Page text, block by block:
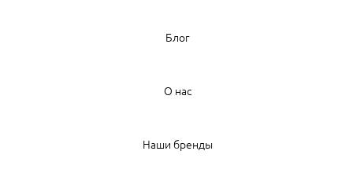
Блог
О нас
Наши бренды